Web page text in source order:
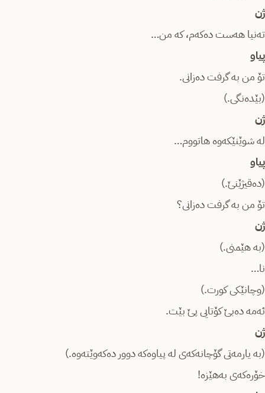
ژن
تەنیا هەست دەکەم، کە من…
پیاو
تۆ من بە گرفت دەزانی.
(بێدەنگی.)
ژن
لە شوێنێکەوە هاتووم…
پیاو
(دەقیژێنێ.)
تۆ من بە گرفت دەزانی؟
ژن
(بە هێمنی.)
نا…
(وچانێکی کورت.)
ئەمە دەبێ کۆتایی پێ بێت.
ژن
(بە یارمەتی گۆچانەکەی لە پیاوەکە دوور دەکەوێتەوە.)
خۆرەکەی بەهێزە!